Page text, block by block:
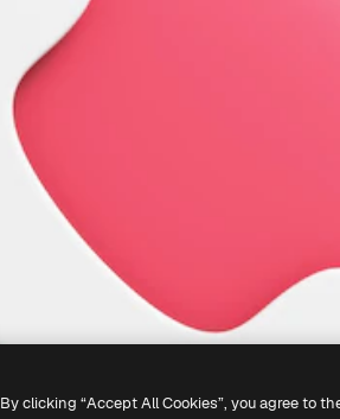
By clicking “Accept All Cookies”, you agree to